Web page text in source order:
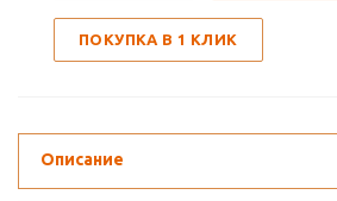
ПОКУПКА В 1 КЛИК
Описание